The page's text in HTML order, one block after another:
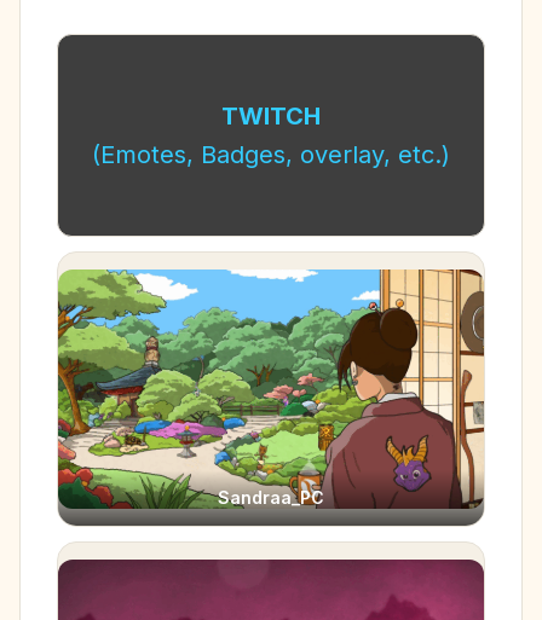
TWITCH
(Emotes, Badges, overlay, etc.)
Sandraa_PC